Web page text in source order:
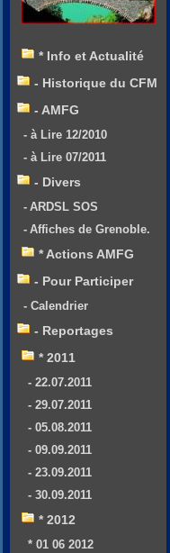
* Info et Actualité
- Historique du CFM
- AMFG
- à Lire 12/2010
- à Lire 07/2011
- Divers
- ARDSL SOS
- Affiches de Grenoble.
* Actions AMFG
- Pour Participer
- Calendrier
- Reportages
* 2011
- 22.07.2011
- 29.07.2011
- 05.08.2011
- 09.09.2011
- 23.09.2011
- 30.09.2011
* 2012
* 01 06 2012